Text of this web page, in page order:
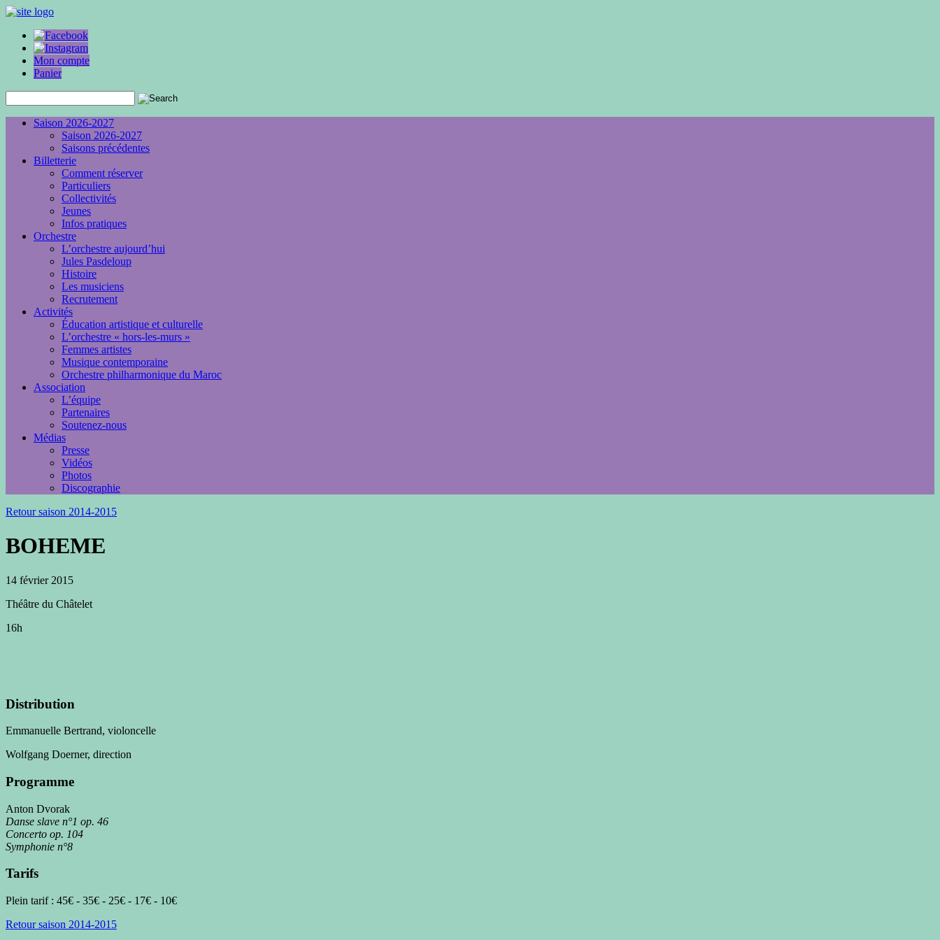
Mon compte
Panier
Saison 2026-2027
Saison 2026-2027
Saisons précédentes
Billetterie
Comment réserver
Particuliers
Collectivités
Jeunes
Infos pratiques
Orchestre
L’orchestre aujourd’hui
Jules Pasdeloup
Histoire
Les musiciens
Recrutement
Activités
Éducation artistique et culturelle
L’orchestre « hors-les-murs »
Femmes artistes
Musique contemporaine
Orchestre philharmonique du Maroc
Association
L’équipe
Partenaires
Soutenez-nous
Médias
Presse
Vidéos
Photos
Discographie
Retour saison 2014-2015
BOHEME
14 février 2015
Théâtre du Châtelet
16h
Distribution
Emmanuelle Bertrand, violoncelle
Wolfgang Doerner, direction
Programme
Anton Dvorak
Danse slave n°1 op. 46
Concerto op. 104
Symphonie n°8
Tarifs
Plein tarif : 45€ - 35€ - 25€ - 17€ - 10€
Retour saison 2014-2015